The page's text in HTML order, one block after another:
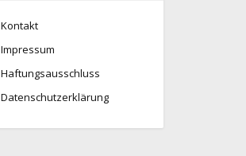
Kontakt
Impressum
Haftungsausschluss
Datenschutzerklärung